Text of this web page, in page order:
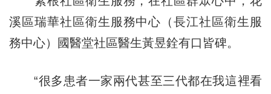
溪區瑞華社區衛生服務中心（長江社區衛生服
務中心）國醫堂社區醫生黃昱銓有口皆碑。
“很多患者一家兩代甚至三代都在我這裡看